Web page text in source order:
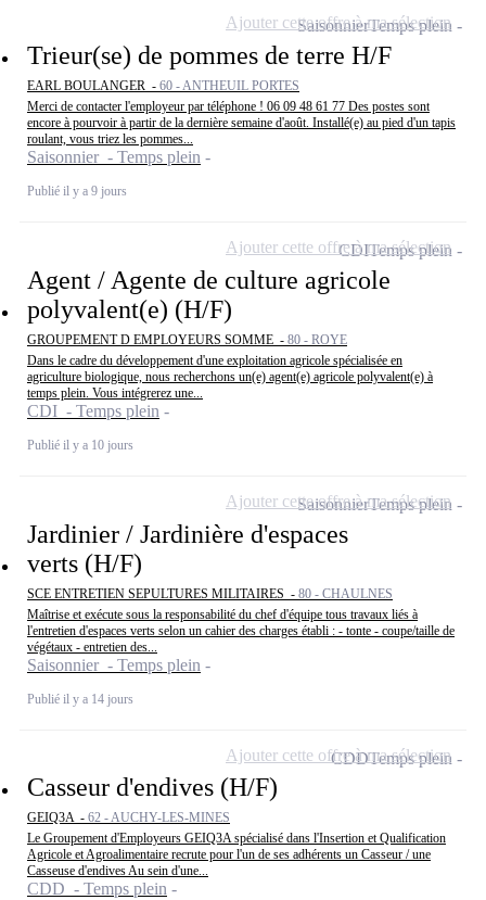
Trieur(se) de pommes de terre H/F
EARL BOULANGER - 60 - ANTHEUIL PORTES
Merci de contacter l'employeur par téléphone ! 06 09 48 61 77 Des postes sont
encore à pourvoir à partir de la dernière semaine d'août. Installé(e) au pied d'un tapis
roulant, vous triez les pommes...
Saisonnier - Temps plein
Publié il y a 9 jours
SaisonnierTemps plein
Ajouter cette offre à ma sélection
Agent / Agente de culture agricole
polyvalent(e) (H/F)
GROUPEMENT D EMPLOYEURS SOMME - 80 - ROYE
Dans le cadre du développement d'une exploitation agricole spécialisée en
agriculture biologique, nous recherchons un(e) agent(e) agricole polyvalent(e) à
temps plein. Vous intégrerez une...
CDI - Temps plein
Publié il y a 10 jours
CDITemps plein
Ajouter cette offre à ma sélection
Jardinier / Jardinière d'espaces
verts (H/F)
SCE ENTRETIEN SEPULTURES MILITAIRES - 80 - CHAULNES
Maîtrise et exécute sous la responsabilité du chef d'équipe tous travaux liés à
l'entretien d'espaces verts selon un cahier des charges établi : - tonte - coupe/taille de
végétaux - entretien des...
Saisonnier - Temps plein
Publié il y a 14 jours
SaisonnierTemps plein
Ajouter cette offre à ma sélection
Casseur d'endives (H/F)
GEIQ3A - 62 - AUCHY-LES-MINES
Le Groupement d'Employeurs GEIQ3A spécialisé dans l'Insertion et Qualification
Agricole et Agroalimentaire recrute pour l'un de ses adhérents un Casseur / une
Casseuse d'endives Au sein d'une...
CDD - Temps plein
CDDTemps plein
Ajouter cette offre à ma sélection